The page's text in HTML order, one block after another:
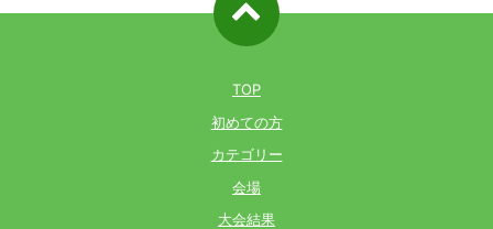
TOP
初めての方
カテゴリー
会場
大会結果